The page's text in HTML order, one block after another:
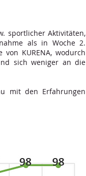
sportlicher Aktivitäten,
als in Woche 2.
KURENA, wodurch
sich weniger an die
mit den Erfahrungen